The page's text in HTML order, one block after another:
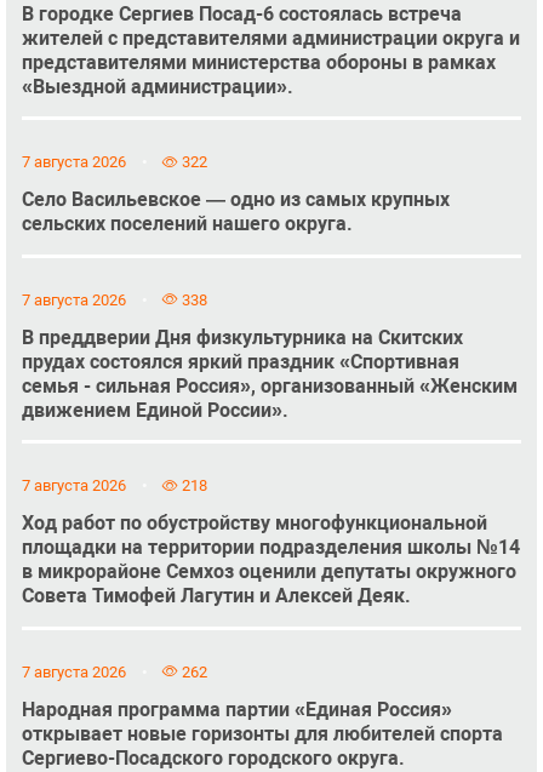
В городке Сергиев Посад-6 состоялась встреча
жителей с представителями администрации округа и
представителями министерства обороны в рамках
«Выездной администрации».
7 августа 2026 322
Село Васильевское — одно из самых крупных
сельских поселений нашего округа.
7 августа 2026 338
В преддверии Дня физкультурника на Скитских
прудах состоялся яркий праздник «Спортивная
семья - сильная Россия», организованный «Женским
движением Единой России».
7 августа 2026 218
Ход работ по обустройству многофункциональной
площадки на территории подразделения школы №14
в микрорайоне Семхоз оценили депутаты окружного
Совета Тимофей Лагутин и Алексей Деяк.
7 августа 2026 262
Народная программа партии «Единая Россия»
открывает новые горизонты для любителей спорта
Сергиево-Посадского городского округа.